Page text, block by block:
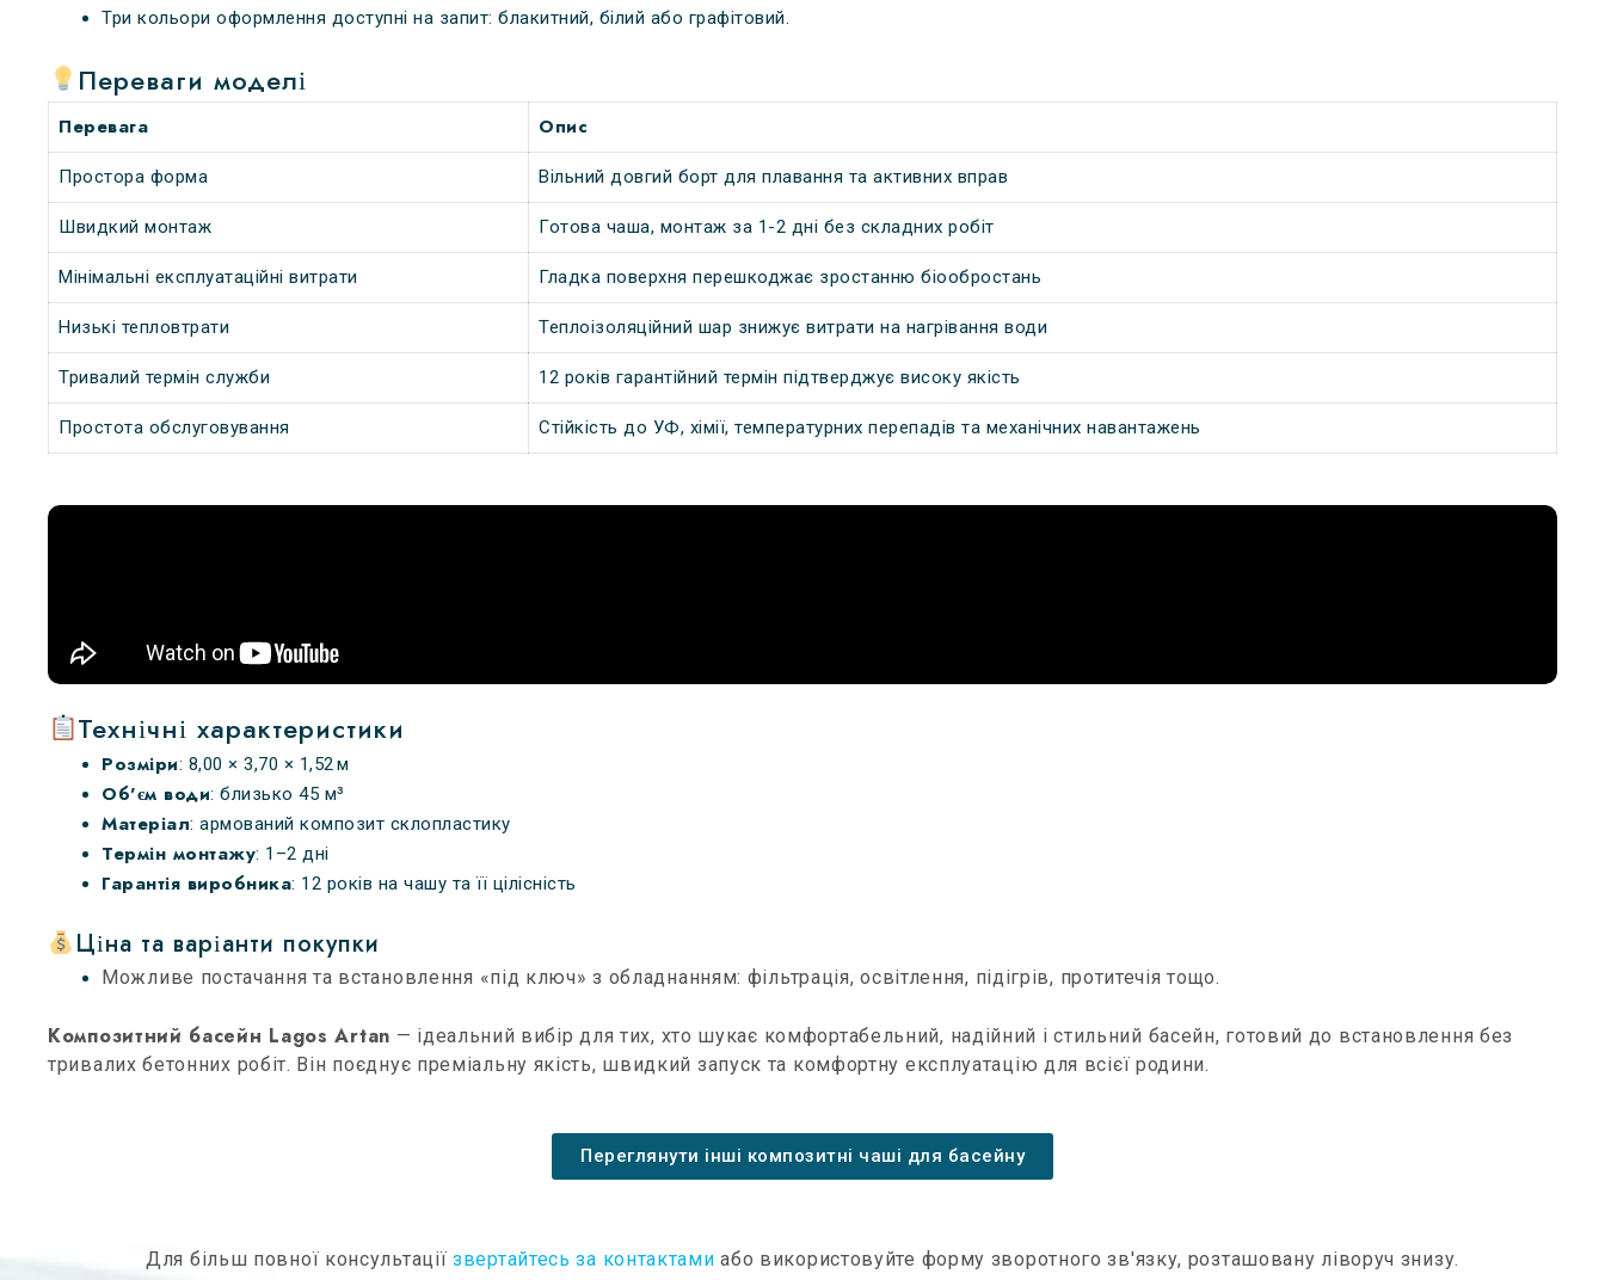
Три кольори оформлення доступні на запит: блакитний, білий або графітовий.
Переваги моделі
Перевага Опис
Простора форма Вільний довгий борт для плавання та активних вправ
Швидкий монтаж Готова чаша, монтаж за 1-2 дні без складних робіт
Мінімальні експлуатаційні витрати Гладка поверхня перешкоджає зростанню біообростань
Низькі тепловтрати Теплоізоляційний шар знижує витрати на нагрівання води
Тривалий термін служби 12 років гарантійний термін підтверджує високу якість
Простота обслуговування Стійкість до УФ, хімії, температурних перепадів та механічних навантажень
Технічні характеристики
Розміри: 8,00 × 3,70 × 1,52 м
Об'єм води: близько 45 м³
Матеріал: армований композит склопластику
Термін монтажу: 1–2 дні
Гарантія виробника: 12 років на чашу та її цілісність
Ціна та варіанти покупки
Можливе постачання та встановлення «під ключ» з обладнанням: фільтрація, освітлення, підігрів, протитечія тощо.
Композитний басейн Lagos Artan — ідеальний вибір для тих, хто шукає комфортабельний, надійний і стильний басейн, готовий до встановлення без
тривалих бетонних робіт. Він поєднує преміальну якість, швидкий запуск та комфортну експлуатацію для всієї родини.
Переглянути інші композитні чаші для басейну
Для більш повної консультаціїзвертайтесь за контактами або використовуйте форму зворотного зв'язку, розташовану ліворуч знизу.